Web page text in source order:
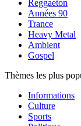
Reggaeton
Années 90
Trance
Heavy Metal
Ambient
Gospel
Thèmes les plus
Informations
Culture
Sports